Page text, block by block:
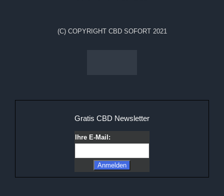
(C) COPYRIGHT CBD SOFORT 2021
Gratis CBD Newsletter
Ihre E-Mail: